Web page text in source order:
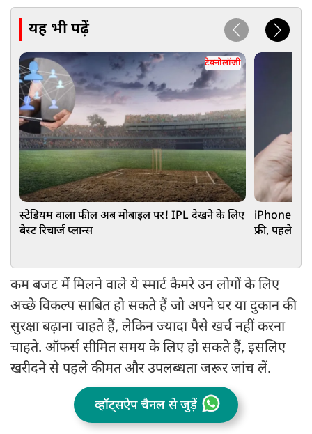
यह भी पढ़ें
टेक्नोलॉजी
स्टेडियम वाला फील अब मोबाइल पर! IPL देखने के लिए
बेस्ट रिचार्ज प्लान्स
iPhone 15
फ्री, पहले
कम बजट में मिलने वाले ये स्मार्ट कैमरे उन लोगों के लिए
अच्छे विकल्प साबित हो सकते हैं जो अपने घर या दुकान की
सुरक्षा बढ़ाना चाहते हैं, लेकिन ज्यादा पैसे खर्च नहीं करना
चाहते. ऑफर्स सीमित समय के लिए हो सकते हैं, इसलिए
खरीदने से पहले कीमत और उपलब्धता जरूर जांच लें.
व्हॉट्सऐप चैनल से जुड़ें